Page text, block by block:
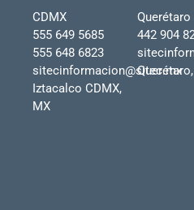
CDMX
555 649 5685
555 648 6823
sitecinformacion@sitec.mx
Iztacalco CDMX,
MX
Querétaro
442 904